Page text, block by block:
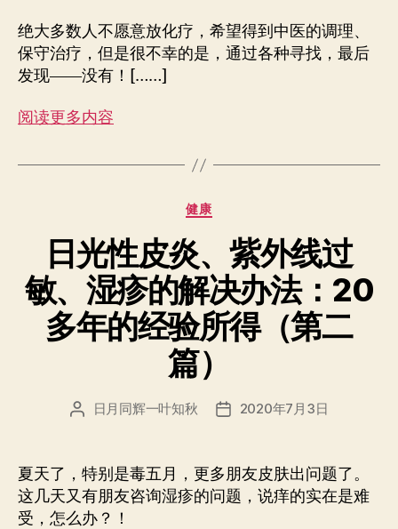
绝大多数人不愿意放化疗，希望得到中医的调理、
保守治疗，但是很不幸的是，通过各种寻找，最后
发现——没有！[……]
阅读更多内容
分
健康
日光性皮炎、紫外线过
敏、湿疹的解决办法：20
多年的经验所得（第二
篇）
文
者
日月同辉一叶知秋
发
期
2020年7月3日
夏天了，特别是毒五月，更多朋友皮肤出问题了。
这几天又有朋友咨询湿疹的问题，说痒的实在是难
受，怎么办？！